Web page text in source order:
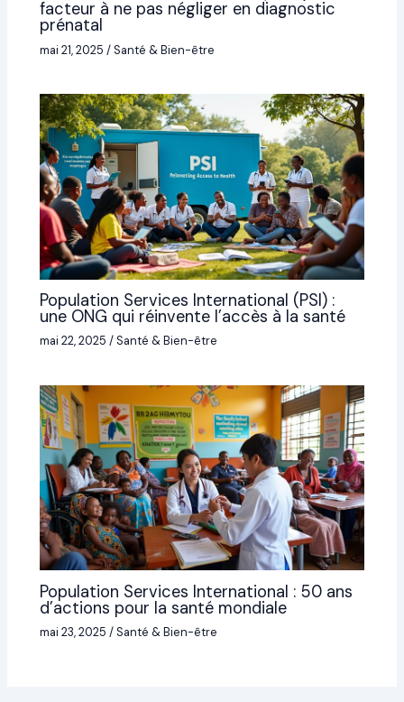
facteur à ne pas négliger en diagnostic
prénatal
mai 21, 2025/Santé & Bien-être
Population Services International (PSI) :
une ONG qui réinvente l’accès à la santé
mai 22, 2025/Santé & Bien-être
Population Services International : 50 ans
d’actions pour la santé mondiale
mai 23, 2025/Santé & Bien-être